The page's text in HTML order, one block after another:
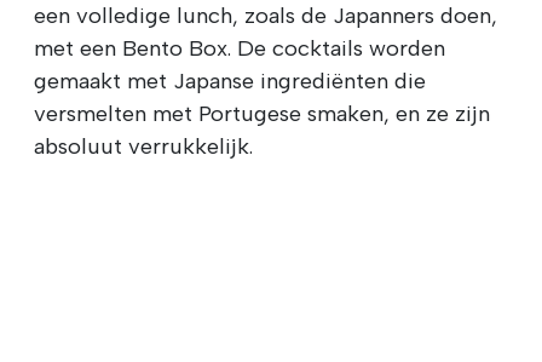
een volledige lunch, zoals de Japanners doen,
met een Bento Box. De cocktails worden
gemaakt met Japanse ingrediënten die
versmelten met Portugese smaken, en ze zijn
absoluut verrukkelijk.